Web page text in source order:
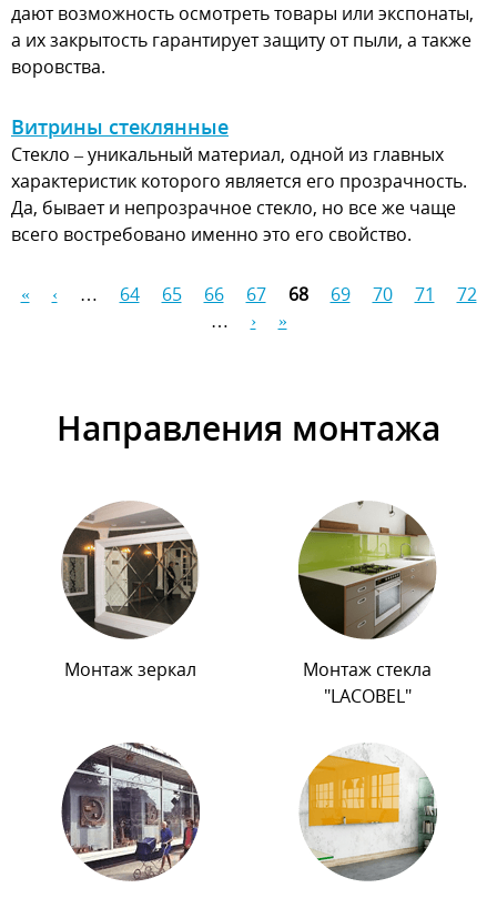
дают возможность осмотреть товары или экспонаты,
а их закрытость гарантирует защиту от пыли, а также
воровства.
Витрины стеклянные
Стекло – уникальный материал, одной из главных
характеристик которого является его прозрачность.
Да, бывает и непрозрачное стекло, но все же чаще
всего востребовано именно это его свойство.
« ‹ … 64 65 66 67 68 69 70 71
72
…
› »
Направления монтажа
Монтаж зеркал
Монтаж стекла
"LACOBEL"